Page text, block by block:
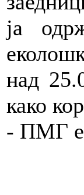
ја
над
како
- ПМГ е